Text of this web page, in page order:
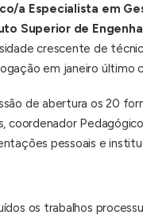
a Especialista em
Superior de
crescente de
em janeiro último
de abertura os 20
coordenador
pessoais e
os trabalhos